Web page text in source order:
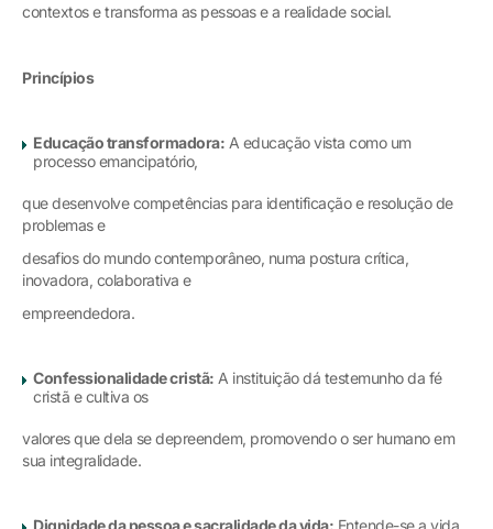
contextos e transforma as pessoas e a realidade social.
Princípios
Educação transformadora: A educação vista como um
processo emancipatório,
que desenvolve competências para identificação e resolução de
problemas e
desafios do mundo contemporâneo, numa postura crítica,
inovadora, colaborativa e
empreendedora.
Confessionalidade cristã: A instituição dá testemunho da fé
cristã e cultiva os
valores que dela se depreendem, promovendo o ser humano em
sua integralidade.
Dignidade da pessoa e sacralidade da vida: Entende-se a vida